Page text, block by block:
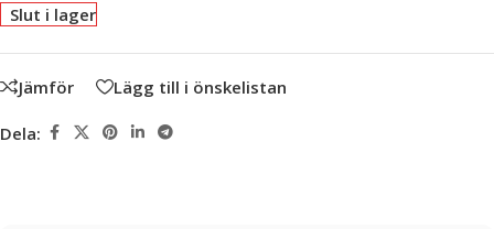
Slut i lager
Jämför Lägg till i önskelistan
Dela: